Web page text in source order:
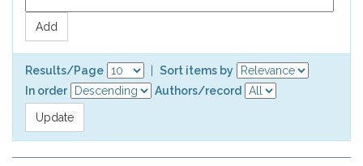
Results/Page
Sort items by
In order
Authors/record